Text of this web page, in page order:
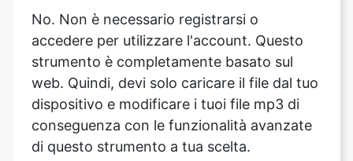
web. Quindi, devi solo caricare il file dal tuo
dispositivo e modificare i tuoi file mp3 di
conseguenza con le funzionalità avanzate
di questo strumento a tua scelta.
Cosa posso fare con un editor